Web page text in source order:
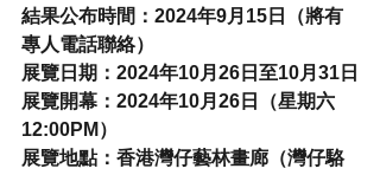
結果公布時間：2024年9月15日（將有
專人電話聯絡）
展覽日期：2024年10月26日至10月31日
展覽開幕：2024年10月26日（星期六
12:00PM）
展覽地點：香港灣仔藝林畫廊（灣仔駱